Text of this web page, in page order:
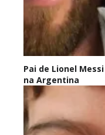
Pai de Lionel
na Argentina